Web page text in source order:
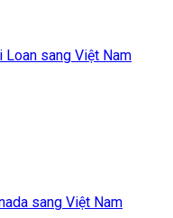
sang Việt Nam
sang Việt Nam